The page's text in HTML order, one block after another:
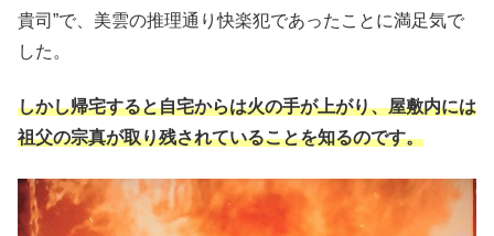
貴司”で、美雲の推理通り快楽犯であったことに満足気で
した。
しかし帰宅すると自宅からは火の手が上がり、屋敷内には
祖父の宗真が取り残されていることを知るのです。